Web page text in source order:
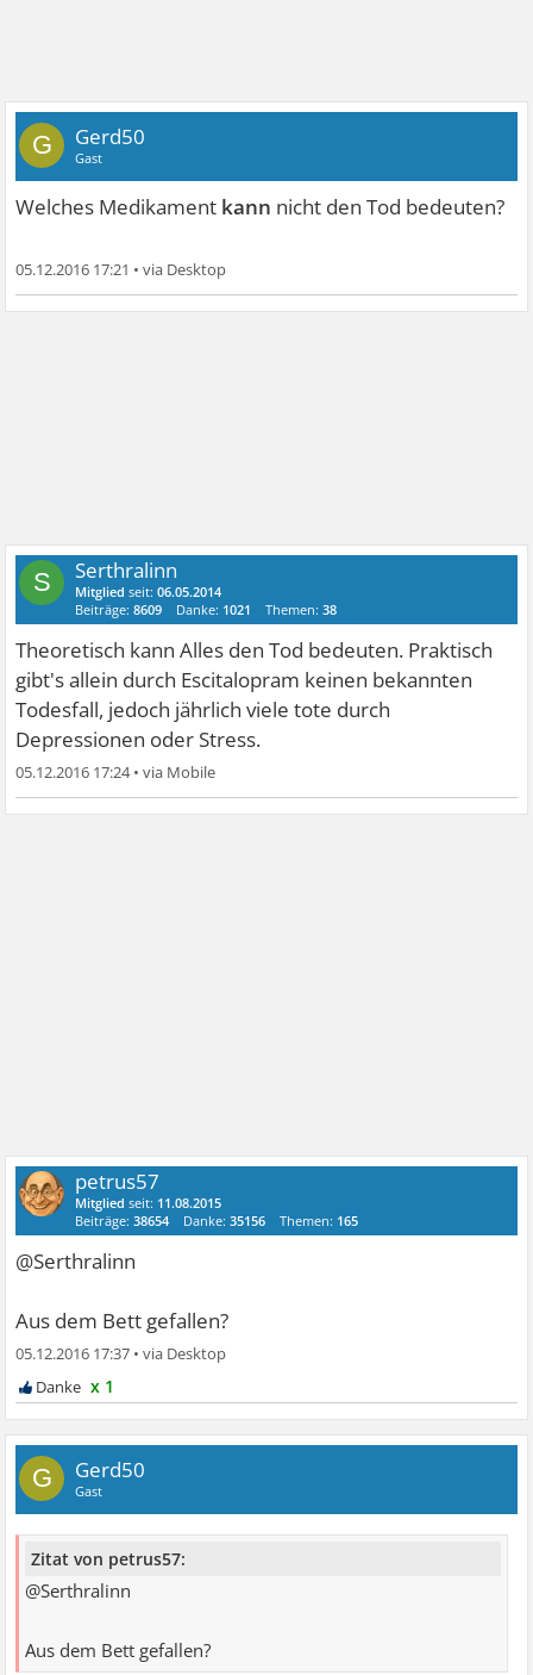
G Gerd50
Gast
Welches Medikament kann nicht den Tod bedeuten?
05.12.2016 17:21 •
S Serthralinn
Mitglied seit:06.05.2014
Beiträge:8609 Danke: 1021 Themen:38
Theoretisch kann Alles den Tod bedeuten. Praktisch
gibt's allein durch Escitalopram keinen bekannten
Todesfall, jedoch jährlich viele tote durch
Depressionen oder Stress.
05.12.2016 17:24•
petrus57
Mitglied seit: 11.08.2015
Beiträge:38654 Danke:35156 Themen: 165
@Serthralinn
Aus dem Bett gefallen?
05.12.2016 17:37 •
x 1
G Gerd50
Gast
Zitat von petrus57:
@Serthralinn
Aus dem Bett gefallen?